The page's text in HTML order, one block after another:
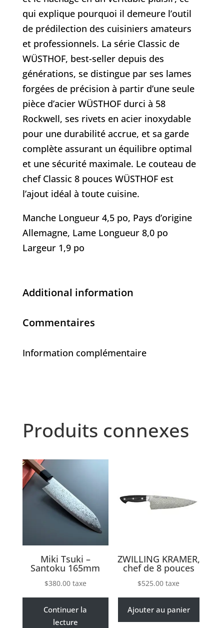
qui explique pourquoi il demeure l’outil
de prédilection des cuisiniers amateurs
et professionnels. La série Classic de
WÜSTHOF, best-seller depuis des
générations, se distingue par ses lames
forgées de précision à partir d’une seule
pièce d’acier WÜSTHOF durci à 58
Rockwell, ses rivets en acier inoxydable
pour une durabilité accrue, et sa garde
complète assurant un équilibre optimal
et une sécurité maximale. Le couteau de
chef Classic 8 pouces WÜSTHOF est
l’ajout idéal à toute cuisine.
Manche Longueur 4,5 po, Pays d’origine
Allemagne, Lame Longueur 8,0 po
Largeur 1,9 po
Additional information
Commentaires
Information complémentaire
Produits connexes
Miki Tsuki –
Santoku 165mm
$380.00 taxe
Continuer la
lecture
ZWILLING KRAMER,
chef de 8 pouces
$525.00 taxe
Ajouter au panier